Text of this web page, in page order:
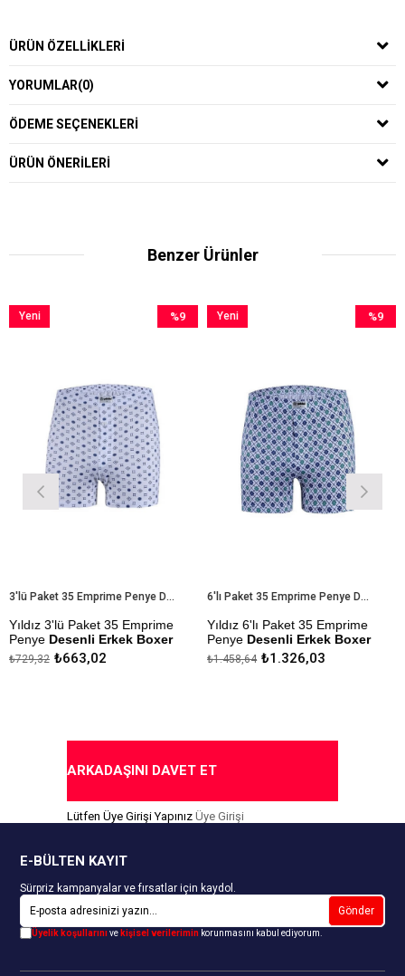
ÜRÜN ÖZELLIKLERI
YORUMLAR(0)
ÖDEME SEÇENEKLERI
ÜRÜN ÖNERILERI
Benzer Ürünler
3'lü Paket 35 Emprime Penye Desenli Erkek Boxer
3'lü Paket 35 Emprime
Desenli Erkek Boxer
Üretilmiştir.
Ödeme Seçeneği
₺663,02
6'lı Paket 35 Emprime Penye Desenli Erkek Boxer
Yıldız 6'lı Paket 35 Emprime
Penye
Desenli Erkek Boxer
Modal Kumaştan Üretilmiştir.
Kapıda Ödeme Seçeneği
₺1.326,03
₺1.458,64
Yeni
Yıldız
Erkek
Yeni
ARKADAŞINI DAVET ET
Lütfen Üye Girişi Yapınız Üye Girişi
E-BÜLTEN KAYIT
Sürpriz kampanyalar ve fırsatlar için kaydol.
Gönder
Üyelik koşullarınıve kişisel verilerimin korunmasını kabul ediyorum.